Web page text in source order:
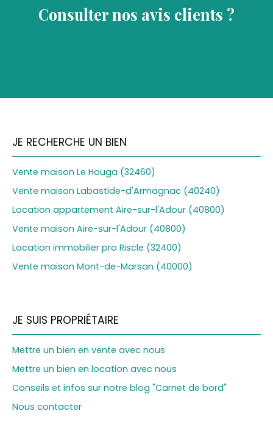
Consulter nos avis clients ?
JE RECHERCHE UN BIEN
Vente maison Le Houga (32460)
Vente maison Labastide-d'Armagnac (40240)
Location appartement Aire-sur-l'Adour (40800)
Vente maison Aire-sur-l'Adour (40800)
Location immobilier pro Riscle (32400)
Vente maison Mont-de-Marsan (40000)
JE SUIS PROPRIÉTAIRE
Mettre un bien en vente avec nous
Mettre un bien en location avec nous
Conseils et infos sur notre blog "Carnet de bord"
Nous contacter